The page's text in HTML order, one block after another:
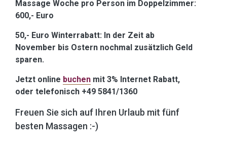
Massage Woche pro Person im Doppelzimmer:
600,- Euro
50,- Euro Winterrabatt: In der Zeit ab
November bis Ostern nochmal zusätzlich Geld
sparen.
Jetzt online buchen mit 3% Internet Rabatt,
oder telefonisch +49 5841/1360
Freuen Sie sich auf Ihren Urlaub mit fünf
besten Massagen :-)